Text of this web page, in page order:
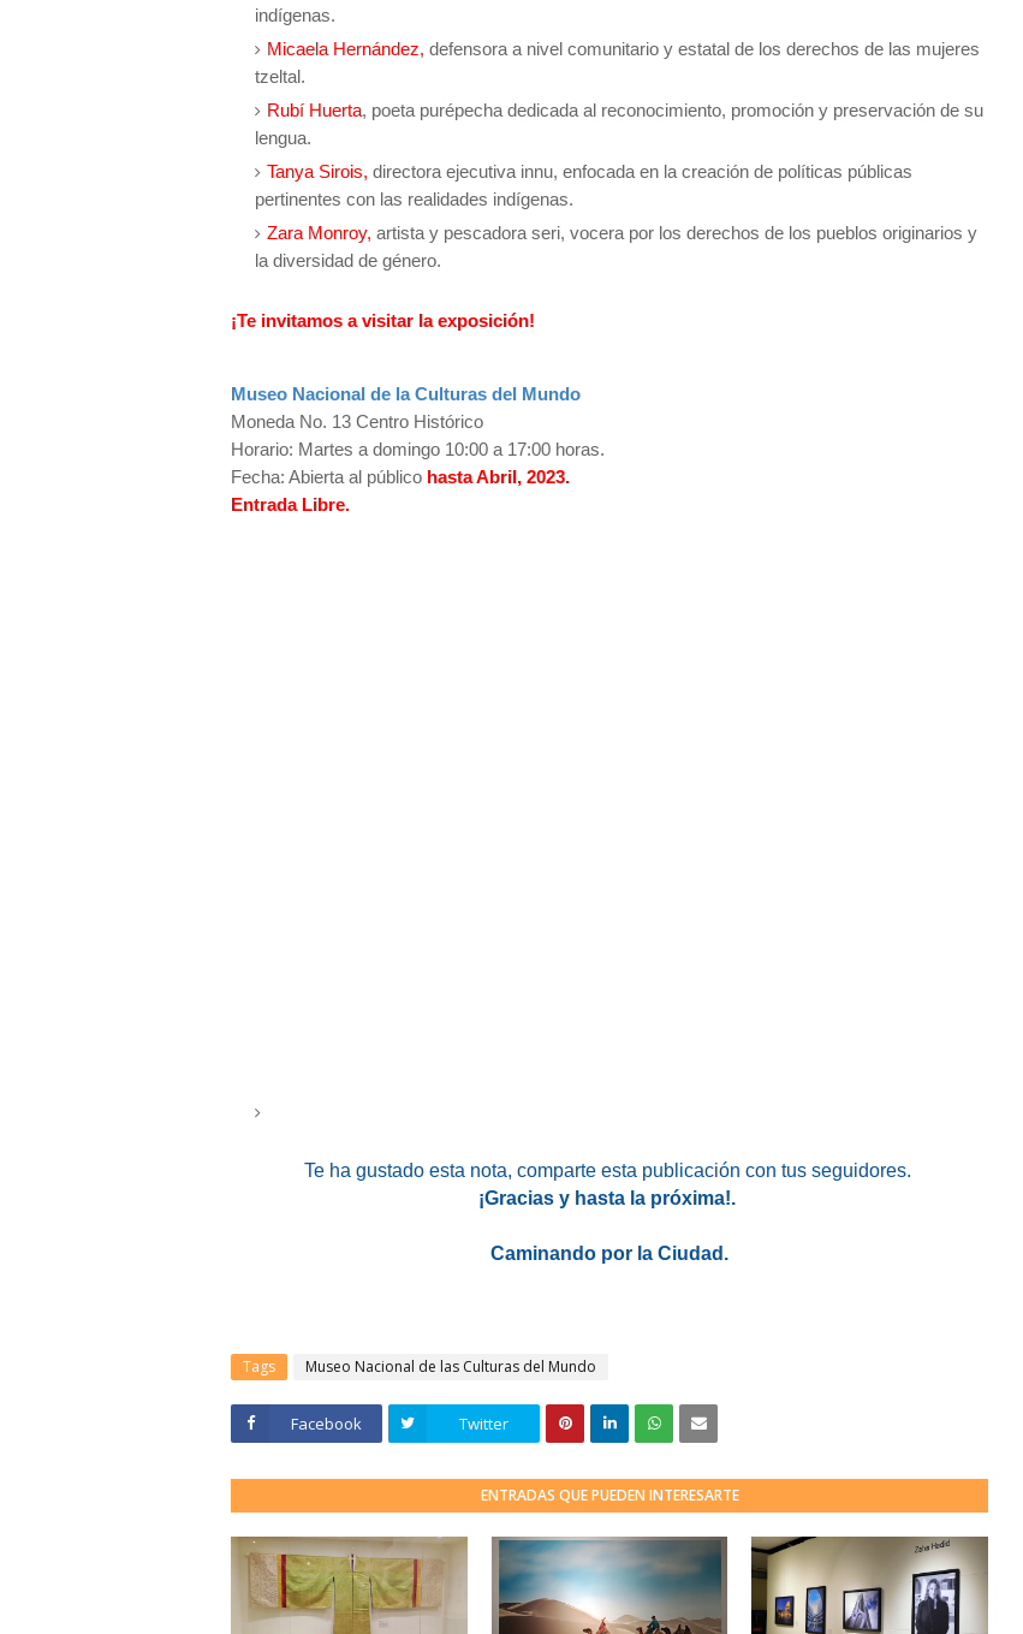
indígenas.
Micaela Hernández, defensora a nivel comunitario y estatal de los derechos de las mujeres
tzeltal.
Rubí Huerta, poeta purépecha dedicada al reconocimiento, promoción y preservación de su
lengua.
Tanya Sirois, directora ejecutiva innu, enfocada en la creación de políticas públicas
pertinentes con las realidades indígenas.
Zara Monroy, artista y pescadora seri, vocera por los derechos de los pueblos originarios y
la diversidad de género.
¡Te invitamos a visitar la exposición!
Museo Nacional de la Culturas del Mundo
Moneda No. 13 Centro Histórico
Horario: Martes a domingo 10:00 a 17:00 horas.
Fecha: Abierta al público hasta Abril, 2023.
Entrada Libre.
Te ha gustado esta nota, comparte esta publicación con tus seguidores.
¡Gracias y hasta la próxima!.
Caminando por la Ciudad.
Tags Museo Nacional de las Culturas del Mundo
Facebook Twitter
ENTRADAS QUE PUEDEN INTERESARTE